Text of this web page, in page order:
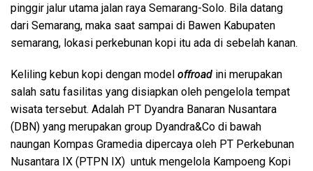
pinggir jalur utama jalan raya Semarang-Solo. Bila datang
dari Semarang, maka saat sampai di Bawen Kabupaten
semarang, lokasi perkebunan kopi itu ada di sebelah kanan.
Keliling kebun kopi dengan model offroad ini merupakan
salah satu fasilitas yang disiapkan oleh pengelola tempat
wisata tersebut. Adalah PT Dyandra Banaran Nusantara
(DBN) yang merupakan group Dyandra&Co di bawah
naungan Kompas Gramedia dipercaya oleh PT Perkebunan
Nusantara IX (PTPN IX) untuk mengelola Kampoeng Kopi